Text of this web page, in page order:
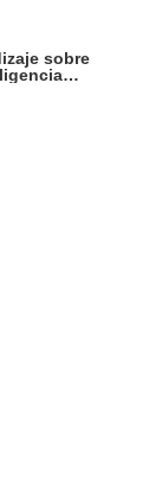
sobre